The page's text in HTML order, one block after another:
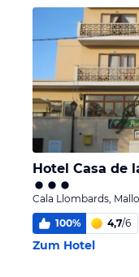
Hotel Casa de
Cala Llombards,
100% 4,7/6
Zum Hotel